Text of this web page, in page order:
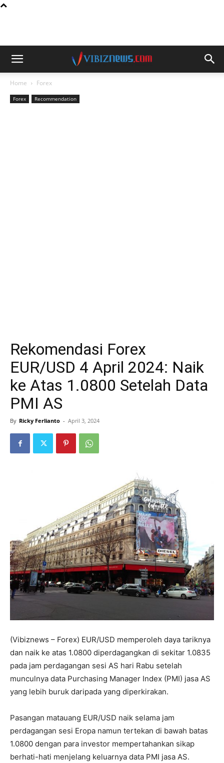
Home Forex
Forex Recommendation
Rekomendasi Forex
EUR/USD 4 April 2024: Naik
ke Atas 1.0800 Setelah Data
PMI AS
By Ricky Ferlianto - April 3, 2024
(Vibiznews – Forex) EUR/USD memperoleh daya tariknya
dan naik ke atas 1.0800 diperdagangkan di sekitar 1.0835
pada jam perdagangan sesi AS hari Rabu setelah
munculnya data Purchasing Manager Index (PMI) jasa AS
yang lebih buruk daripada yang diperkirakan.
Pasangan matauang EUR/USD naik selama jam
perdagangan sesi Eropa namun tertekan di bawah batas
1.0800 dengan para investor mempertahankan sikap
berhati-hati menjelang keluarnya data PMI jasa AS.